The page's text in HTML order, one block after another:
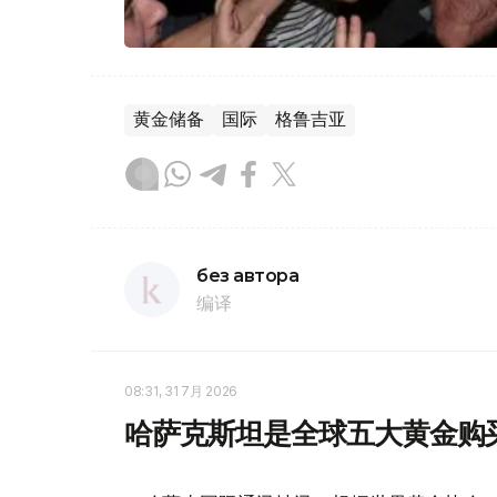
黄金储备 国际 格鲁吉亚
без автора
编译
08:31, 31 7月 2026
哈萨克斯坦是全球五大黄金购